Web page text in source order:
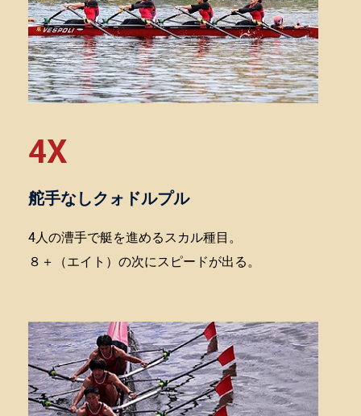
4X
舵手なしクォドルプル
4人の漕手で艇を進めるスカル種目。
８＋（エイト）の次にスピードが出る。